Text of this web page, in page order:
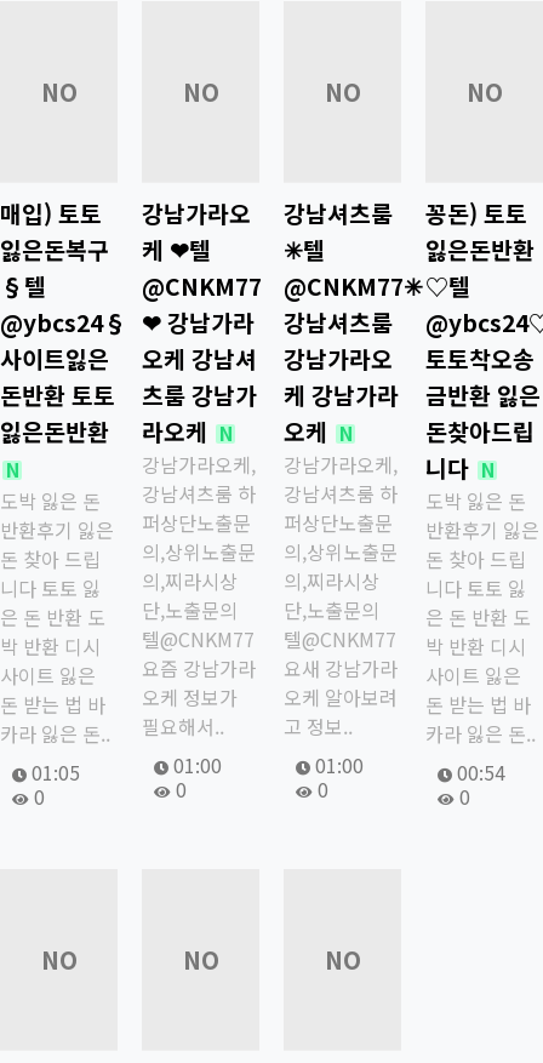
NO
IMAGE
매입) 토토
잃은돈복구
§텔
@ybcs24§
사이트잃은
돈반환 토토
잃은돈반환
N새글
도박 잃은 돈
반환후기 잃은
돈 찾아 드립
니다 토토 잃
은 돈 반환 도
박 반환 디시
사이트 잃은
돈 받는 법 바
카라 잃은 돈..
작성자
작성일
01:05
조회
0
NO
IMAGE
강남가라오
케 ❤텔
@CNKM77
❤ 강남가라
오케 강남셔
츠룸 강남가
라오케 N새글
강남가라오케,
강남셔츠룸 하
퍼상단노출문
의,상위노출문
의,찌라시상
단,노출문의
텔@CNKM77
요즘 강남가라
오케 정보가
필요해서..
작성자
작성일
01:00
조회
0
NO
IMAGE
강남셔츠룸
✳텔
@CNKM77✳
강남셔츠룸
강남가라오
케 강남가라
오케 N새글
강남가라오케,
강남셔츠룸 하
퍼상단노출문
의,상위노출문
의,찌라시상
단,노출문의
텔@CNKM77
요새 강남가라
오케 알아보려
고 정보..
작성자
작성일
01:00
조회
0
NO
IMAGE
꽁돈) 토토
잃은돈반환
♡텔
토토착오송
금반환 잃은
돈찾아드립
니다 N새글
도박 잃은 돈
반환후기 잃은
돈 찾아 드립
니다 토토 잃
은 돈 반환 도
박 반환 디시
사이트 잃은
돈 받는 법 바
카라 잃은 돈..
작성자
작성일
00:54
조회
0
NO NO NO